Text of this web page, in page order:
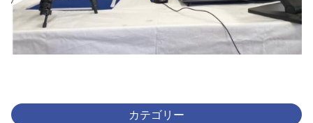
カテゴリー